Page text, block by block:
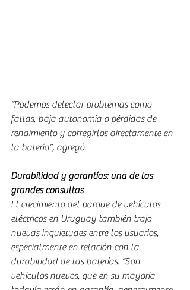
“Podemos detectar problemas como
fallas, baja autonomía o pérdidas de
rendimiento y corregirlos directamente en
la batería”, agregó.
Durabilidad y garantías: una de las
grandes consultas
El crecimiento del parque de vehículos
eléctricos en Uruguay también trajo
nuevas inquietudes entre los usuarios,
especialmente en relación con la
durabilidad de las baterías. “Son
vehículos nuevos, que en su mayoría